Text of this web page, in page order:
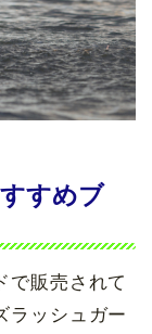
すめブ
で販売されて
ラッシュガー